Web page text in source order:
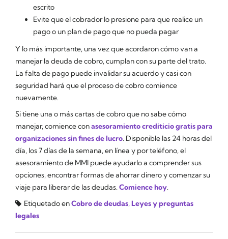
escrito
Evite que el cobrador lo presione para que realice un
pago o un plan de pago que no pueda pagar
Y lo más importante, una vez que acordaron cómo van a
manejar la deuda de cobro, cumplan con su parte del trato.
La falta de pago puede invalidar su acuerdo y casi con
seguridad hará que el proceso de cobro comience
nuevamente.
Si tiene una o más cartas de cobro que no sabe cómo
manejar, comience conasesoramiento crediticio gratis para
organizaciones sin fines de lucro. Disponible las 24 horas del
día, los 7 días de la semana, en línea y por teléfono, el
asesoramiento de MMI puede ayudarlo a comprender sus
opciones, encontrar formas de ahorrar dinero y comenzar su
viaje para liberar de las deudas.Comience hoy.
Etiquetado enCobro de deudas,Leyes y preguntas
legales